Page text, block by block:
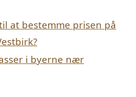
at bestemme prisen på
i byerne nær